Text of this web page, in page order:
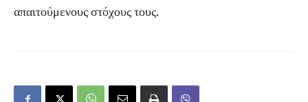
απαιτούμενους στόχους τους.